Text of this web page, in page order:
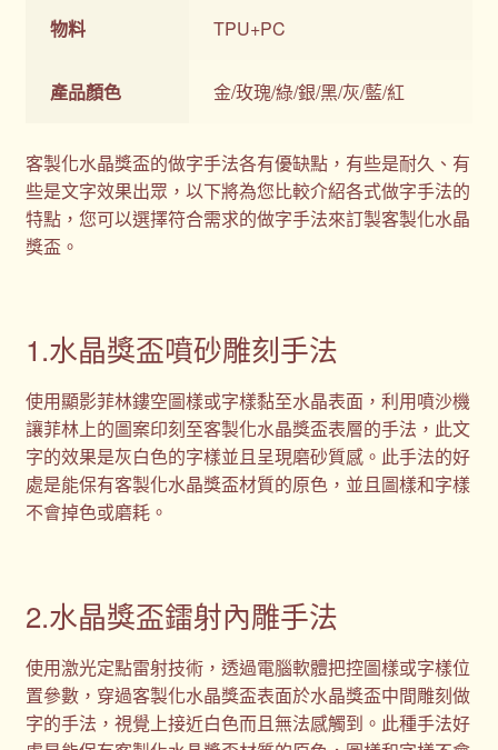
物料 TPU+PC
產品顏色 金/玫瑰/綠/銀/黑/灰/藍/紅
客製化水晶獎盃的做字手法各有優缺點，有些是耐久、有
些是文字效果出眾，以下將為您比較介紹各式做字手法的
特點，您可以選擇符合需求的做字手法來訂製客製化水晶
獎盃。
1.水晶獎盃噴砂雕刻手法
使用顯影菲林鏤空圖樣或字樣黏至水晶表面，利用噴沙機
讓菲林上的圖案印刻至客製化水晶獎盃表層的手法，此文
字的效果是灰白色的字樣並且呈現磨砂質感。此手法的好
處是能保有客製化水晶獎盃材質的原色，並且圖樣和字樣
不會掉色或磨耗。
2.水晶獎盃鐳射內雕手法
使用激光定點雷射技術，透過電腦軟體把控圖樣或字樣位
置參數，穿過客製化水晶獎盃表面於水晶獎盃中間雕刻做
字的手法，視覺上接近白色而且無法感觸到。此種手法好